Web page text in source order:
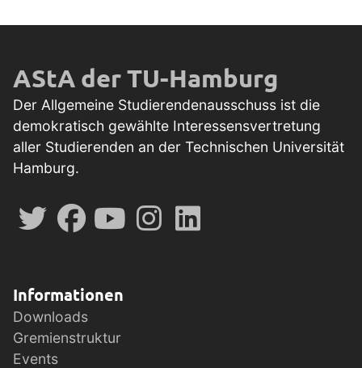
AStA der TU-Hamburg
Der Allgemeine Studierendenausschuss ist die
demokratisch gewählte Interessensvertretung
aller Studierenden an der Technischen Universität
Hamburg.
Informationen
Downloads
Gremienstruktur
Events